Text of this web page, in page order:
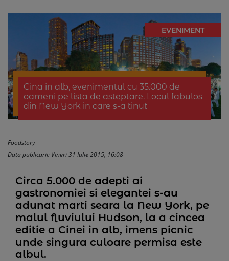
EVENIMENT
Cina in alb, evenimentul cu 35.000 de
oameni pe lista de asteptare. Locul fabulos
din New York in care s-a tinut
Foodstory
Data publicarii: Vineri 31 Iulie 2015, 16:08
Circa 5.000 de adepti ai
gastronomiei si elegantei s-au
adunat marti seara la New York, pe
malul fluviului Hudson, la a cincea
editie a Cinei in alb, imens picnic
unde singura culoare permisa este
albul.